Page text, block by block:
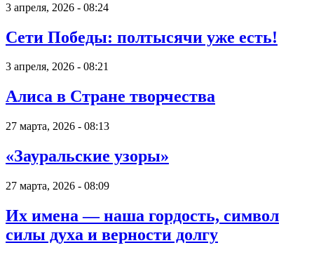
3 апреля, 2026 - 08:24
Сети Победы: полтысячи уже есть!
3 апреля, 2026 - 08:21
Алиса в Стране творчества
27 марта, 2026 - 08:13
«Зауральские узоры»
27 марта, 2026 - 08:09
Их имена — наша гордость, символ
силы духа и верности долгу